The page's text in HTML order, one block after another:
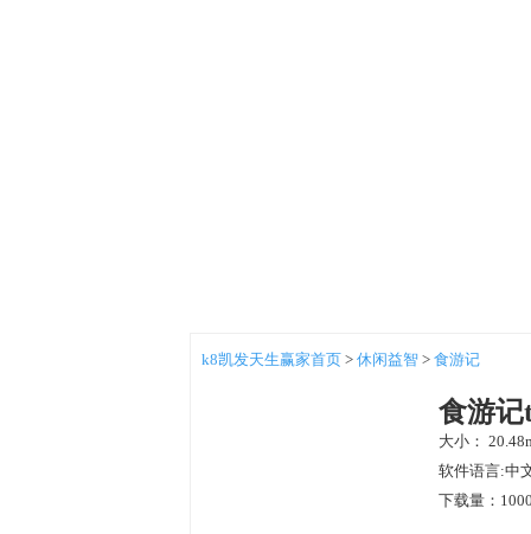
k8凯发天生赢家首页 > 休闲益智 > 食游记
食游
大小：
软件语言:中
下载量：